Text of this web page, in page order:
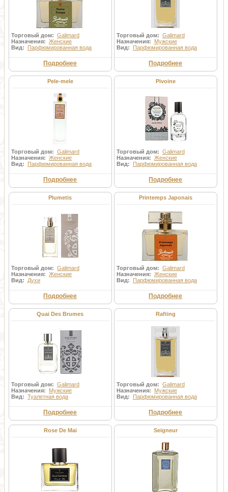
Торговый дом: Galimard
Назначения: Женские
Вид: Парфюмированная вода
Подробнее
Торговый дом: Galimard
Назначения: Мужские
Вид: Парфюмированная вода
Подробнее
Pele-mele
Торговый дом: Galimard
Назначения: Женские
Вид: Парфюмированная вода
Подробнее
Pivoine
Торговый дом: Galimard
Назначения: Женские
Вид: Парфюмированная вода
Подробнее
Plumetis
Торговый дом: Galimard
Назначения: Женские
Вид: Духи
Подробнее
Printemps Japonais
Торговый дом: Galimard
Назначения: Женские
Вид: Парфюмированная вода
Подробнее
Quai Des Brumes
Торговый дом: Galimard
Назначения: Мужские
Вид: Туалетная вода
Подробнее
Rafting
Торговый дом: Galimard
Назначения: Мужские
Вид: Парфюмированная вода
Подробнее
Rose De Mai Seigneur